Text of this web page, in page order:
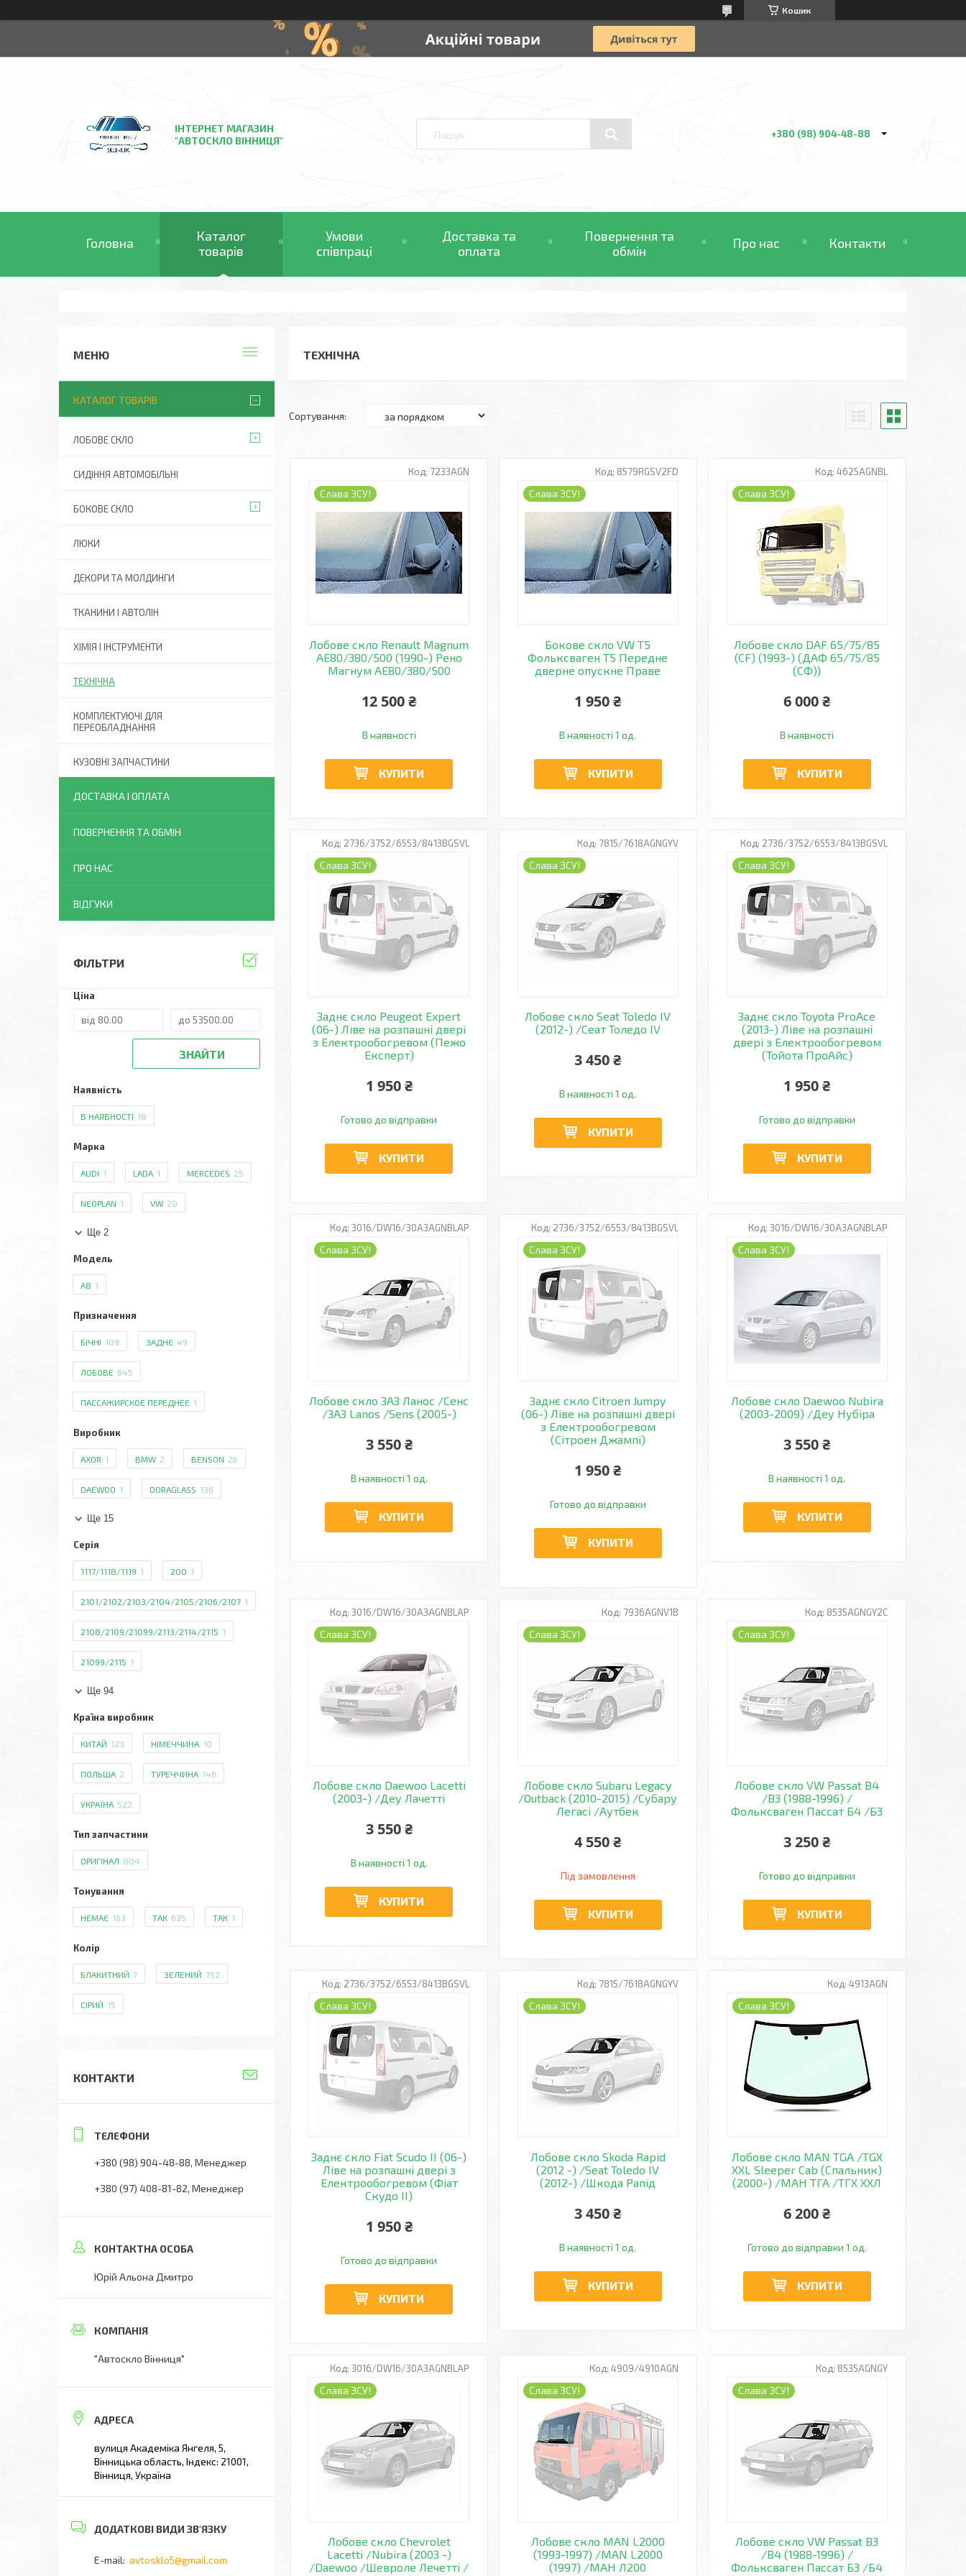
Кошик
ІНТЕРНЕТ МАГАЗИН
"АВТОСКЛО ВІННИЦЯ"
+380 (98) 904-48-88
Головна
Каталог
товарів
Умови
співпраці
Доставка та
оплата
Повернення та
обмін
Про нас Контакти
ТЕХНІЧНА
7233AGN
Слава ЗСУ!
Лобове скло Renault Magnum
AE80/380/500 (1990-) Рено
Магнум AE80/380/500
12 500 ₴
В наявності
КУПИТИ
8579RGSV2FD
Слава ЗСУ!
Бокове скло VW T5
Фольксваген Т5 Передне
дверне опускне Праве
1 950 ₴
В наявності 1 од.
КУПИТИ
4625AGNBL
Слава ЗСУ!
Лобове скло DAF 65/75/85
(CF) (1993-) (ДАФ 65/75/85
(СФ))
6 000 ₴
В наявності
КУПИТИ
2736/3752/6553/8413BGSVL
Слава ЗСУ!
Заднє скло Peugeot Expert
(06-) Ліве на розпашні двері
з Електрообогревом (Пежо
Експерт)
1 950 ₴
Готово до відправки
КУПИТИ
7815/7618AGNGYV
Слава ЗСУ!
Лобове скло Seat Toledo IV
(2012-) /Сеат Толедо IV
3 450 ₴
В наявності 1 од.
КУПИТИ
2736/3752/6553/8413BGSVL
Слава ЗСУ!
Заднє скло Toyota ProAce
(2013-) Ліве на розпашні
двері з Електрообогревом
(Тойота ПроАйс)
1 950 ₴
Готово до відправки
КУПИТИ
3016/DW16/30A3AGNBLAP
Слава ЗСУ!
Лобове скло ЗАЗ Ланос /Сенс
/ЗАЗ Lanos /Sens (2005-)
3 550 ₴
В наявності 1 од.
КУПИТИ
2736/3752/6553/8413BGSVL
Слава ЗСУ!
Заднє скло Citroen Jumpy
(06-) Ліве на розпашні двері
з Електрообогревом
(Сітроен Джампі)
1 950 ₴
Готово до відправки
КУПИТИ
3016/DW16/30A3AGNBLAP
Слава ЗСУ!
Лобове скло Daewoo Nubira
(2003-2009) /Деу Нубіра
3 550 ₴
В наявності 1 од.
КУПИТИ
3016/DW16/30A3AGNBLAP
Слава ЗСУ!
Лобове скло Daewoo Lacetti
(2003-) /Деу Лачетті
3 550 ₴
В наявності 1 од.
КУПИТИ
7936AGNV1B
Слава ЗСУ!
Лобове скло Subaru Legacy
/Outback (2010-2015) /Субару
Легасі /Аутбек
4 550 ₴
Під замовлення
КУПИТИ
8535AGNGY2C
Слава ЗСУ!
Лобове скло VW Passat B4
/B3 (1988-1996) /
Фольксваген Пассат Б4 /Б3
3 250 ₴
Готово до відправки
КУПИТИ
2736/3752/6553/8413BGSVL
Слава ЗСУ!
Заднє скло Fiat Scudo II (06-)
Ліве на розпашні двері з
Електрообогревом (Фіат
Скудо II)
1 950 ₴
Готово до відправки
КУПИТИ
7815/7618AGNGYV
Слава ЗСУ!
Лобове скло Skoda Rapid
(2012 -) /Seat Toledo IV
(2012-) /Шкода Рапід
3 450 ₴
В наявності 1 од.
КУПИТИ
4913AGN
Слава ЗСУ!
Лобове скло MAN TGA /TGX
XXL Sleeper Cab (Спальник)
(2000-) /МАН ТГА /ТГХ ХХЛ
6 200 ₴
Готово до відправки 1 од.
КУПИТИ
3016/DW16/30A3AGNBLAP
Слава ЗСУ!
Лобове скло Chevrolet
Lacetti /Nubira (2003 -)
/Daewoo /Шевроле Лечетті /
4909/4910AGN
Слава ЗСУ!
Лобове скло MAN L2000
(1993-1997) /MAN L2000
(1997) /МАН Л200
8535AGNGY
Слава ЗСУ!
Лобове скло VW Passat B3
/B4 (1988-1996) /
Фольксваген Пассат Б3 /Б4
КАТАЛОГ ТОВАРІВ
ЛОБОВЕ СКЛО
СИДІННЯ АВТОМОБІЛЬНІ
БОКОВЕ СКЛО
ЛЮКИ
ДЕКОРИ ТА МОЛДИНГИ
ТКАНИНИ І АВТОЛІН
ХІМІЯ І ІНСТРУМЕНТИ
ТЕХНІЧНА
КОМПЛЕКТУЮЧІ ДЛЯ
ПЕРЕОБЛАДНАННЯ
КУЗОВНІ ЗАПЧАСТИНИ
ДОСТАВКА І ОПЛАТА
ПОВЕРНЕННЯ ТА ОБМІН
ПРО НАС
ВІДГУКИ
ФІЛЬТРИ
Ціна
ЗНАЙТИ
Наявність
В НАЯВНОСТІ 18
Марка
AUDI 1 LADA 1 MERCEDES 25
NEOPLAN 1 VW 20
Ще 2
Модель
A8 1
Призначення
БІЧНІ 109 ЗАДНЄ 49
ЛОБОВЕ 645
ПАССАЖИРСКОЕ ПЕРЕДНЕЕ 1
Виробник
AXOR 1 BMW 2 BENSON 26
DAEWOO 1 DORAGLASS 136
Ще 15
Серія
1117/1118/1119 1 200 1
2101/2102/2103/2104/2105/2106/2107 1
2108/2109/21099/2113/2114/2115 1
21099/2115 1
Ще 94
Країна виробник
КИТАЙ 123 НІМЕЧЧИНА 10
ПОЛЬША 2 ТУРЕЧЧИНА 146
УКРАЇНА 522
Тип запчастини
ОРИГІНАЛ 804
Тонування
НЕМАЄ 163 ТАК 635 ТАК 1
Колір
БЛАКИТНИЙ 7 ЗЕЛЕНИЙ 752
СІРИЙ 15
КОНТАКТИ
+380 (98) 904-48-88 Менеджер
+380 (97) 408-81-82 Менеджер
Юрій Альона Дмитро
"Автоскло Вінниця"
вулиця Академіка Янгеля, 5,
Вінницька область, Індекс: 21001,
Вінниця, Україна
avtosklo5@gmail.com